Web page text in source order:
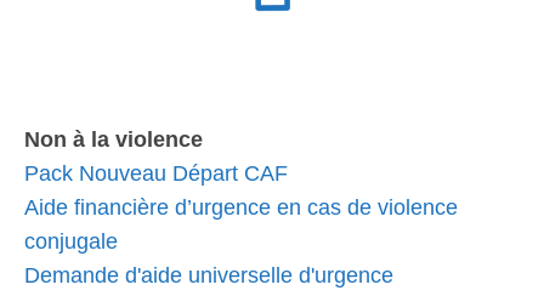
Non à la violence
Pack Nouveau Départ CAF
Aide financière d’urgence en cas de violence
conjugale
Demande d'aide universelle d'urgence